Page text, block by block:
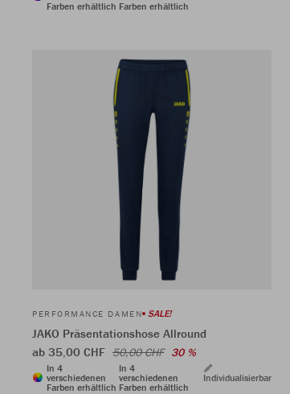
Farben erhältlich Farben erhältlich
PERFORMANCE DAMEN SALE!
JAKO Präsentationshose Allround
ab 35,00 CHF 50,00 CHF 30 %
In 4
verschiedenen
Farben erhältlich
In 4
verschiedenen
Farben erhältlich
Individualisierbar